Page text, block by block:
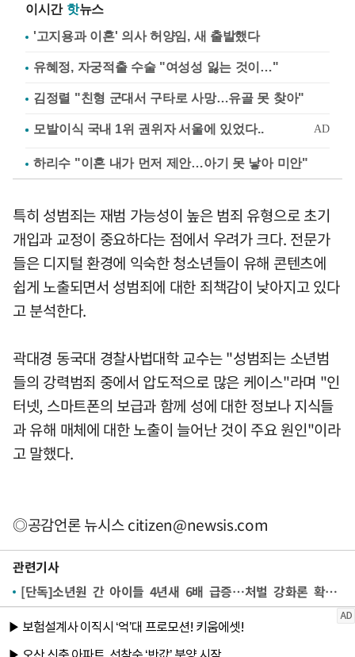
이시간 핫뉴스
'고지용과 이혼' 의사 허양임, 새 출발했다
유혜정, 자궁적출 수술 "여성성 잃는 것이…"
김정렬 "친형 군대서 구타로 사망…유골 못 찾아"
하리수 "이혼 내가 먼저 제안…아기 못 낳아 미안"
특히 성범죄는 재범 가능성이 높은 범죄 유형으로 초기
개입과 교정이 중요하다는 점에서 우려가 크다. 전문가
들은 디지털 환경에 익숙한 청소년들이 유해 콘텐츠에
쉽게 노출되면서 성범죄에 대한 죄책감이 낮아지고 있다
고 분석한다.
곽대경 동국대 경찰사법대학 교수는 "성범죄는 소년범
들의 강력범죄 중에서 압도적으로 많은 케이스"라며 "인
터넷, 스마트폰의 보급과 함께 성에 대한 정보나 지식들
과 유해 매체에 대한 노출이 늘어난 것이 주요 원인"이라
고 말했다.
◎공감언론 뉴시스citizen@newsis.com
관련기사
[단독]소년원 간 아이들 4년새 6배 급증…처벌 강화론 확산[촉법소년 리포트①]